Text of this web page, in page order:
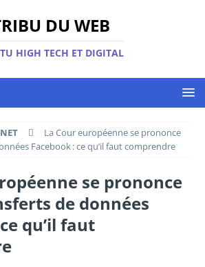
DU WEB
HIGH TECH ET DIGITAL
La Cour européenne se prononce
Facebook : ce qu’il faut comprendre
se prononce
de données
qu’il faut